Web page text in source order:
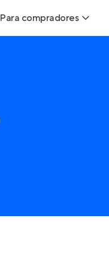
Para compradores
Encontre um corretor